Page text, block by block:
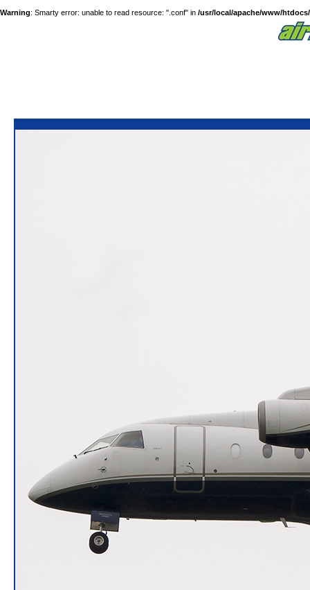
Warning: Smarty error: unable to read resource: ".conf" in /usr/local/apache/www/